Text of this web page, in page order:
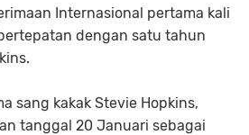
Internasional pertama kali
dengan satu tahun
sang kakak Stevie Hopkins,
tanggal 20 Januari sebagai